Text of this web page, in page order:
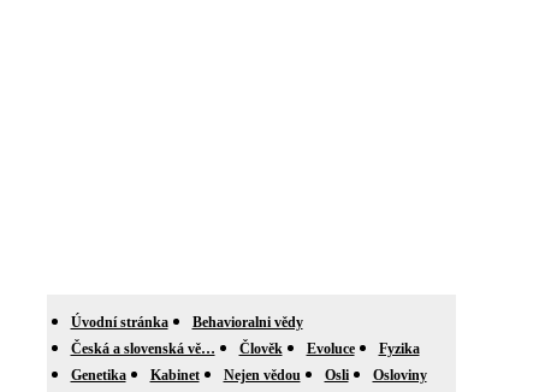
Úvodní stránka
Behavioralni vědy
Česká a slovenská vě…
Člověk Evoluce
Fyzika
Genetika
Kabinet Nejen vědou Osli
Osloviny